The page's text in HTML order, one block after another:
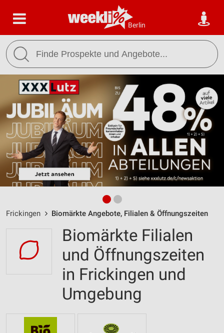
Berlin
Frickingen Biomärkte Angebote, Filialen & Öffnungszeiten
Biomärkte Filialen
und Öffnungszeiten
in Frickingen und
Umgebung